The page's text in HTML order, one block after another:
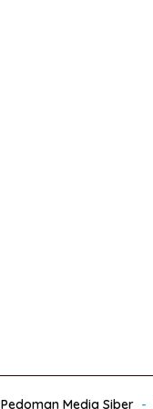
Pedoman Media Siber